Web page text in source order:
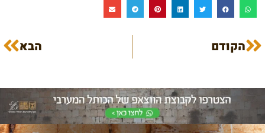
הקודם הבא